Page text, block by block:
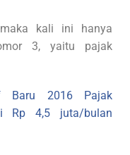
kali ini hanya
3, yaitu pajak
Baru 2016 Pajak
Rp 4,5 juta/bulan